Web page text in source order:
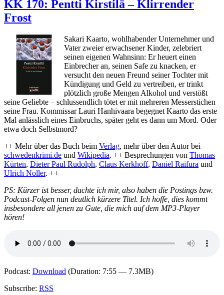
KK 170: Pentti Kirstilä – Klirrender
Frost
Sakari Kaarto, wohlhabender Unternehmer und
Vater zweier erwachsener Kinder, zelebriert
seinen eigenen Wahnsinn: Er heuert einen
Einbrecher an, seinen Safe zu knacken, er
versucht den neuen Freund seiner Tochter mit
Kündigung und Geld zu vertreiben, er trinkt
plötzlich große Mengen Alkohol und verstößt
seine Geliebte – schlussendlich tötet er mit mehreren Messerstichen
seine Frau. Kommissar Lauri Hanhivaara begegnet Kaarto das erste
Mal anlässlich eines Einbruchs, später geht es dann um Mord. Oder
etwa doch Selbstmord?
++ Mehr über das Buch beim Verlag, mehr über den Autor bei
schwedenkrimi.de und Wikipedia. ++ Besprechungen von Thomas
Kürten, Dieter Paul Rudolph, Claus Kerkhoff, Daniel Raifura und
Ulrich Noller. ++
PS: Kürzer ist besser, dachte ich mir, also haben die Postings bzw.
Podcast-Folgen nun deutlich kürzere Titel. Ich hoffe, dies kommt
insbesondere all jenen zu Gute, die mich auf dem MP3-Player
hören!
Podcast: Download (Duration: 7:55 — 7.3MB)
Subscribe: RSS